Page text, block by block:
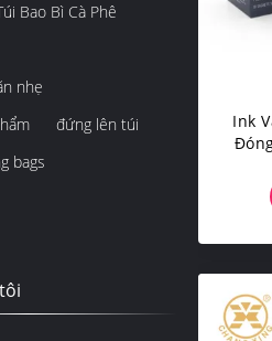
Bao Bì Cà Phê
nhẹ
đứng lên túi
bags
Ink